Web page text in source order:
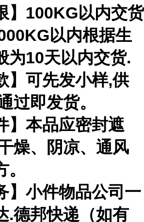
】100KG以内交货
以内根据生
为10天以内交货.
】可先发小样,供
过即发货。
】本品应密封遮
燥、阴凉、通风
】小件物品公司一
.德邦快递（如有